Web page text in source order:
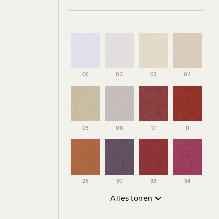
00 02 03 04
05 08 10 11
26 30 33 34
Alles tonen